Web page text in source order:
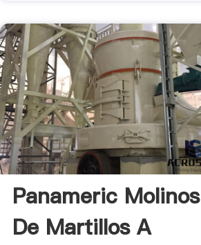
Panameric Molinos
De Martillos A